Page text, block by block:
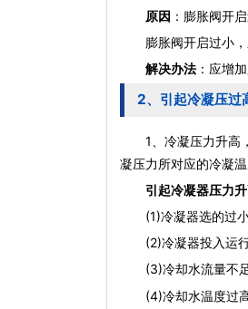
原因 ：膨胀阀开
膨胀阀开启过小，
解决办法 ：应增
2、引起冷凝压过
1、冷凝压力升高，
凝压力所对应的冷凝
引起冷凝器压力
(1)冷凝器选的过小
(2)冷凝器投入运行
(3)冷却水流量不足
(4)冷却水温度过高